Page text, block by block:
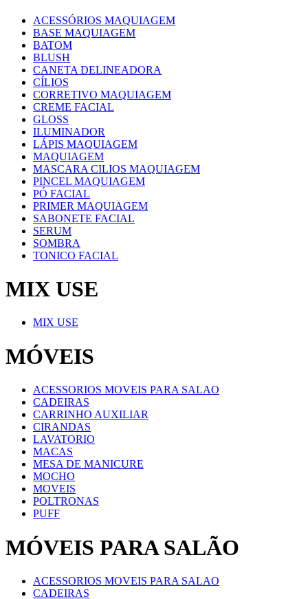
ACESSÓRIOS MAQUIAGEM
BASE MAQUIAGEM
BATOM
BLUSH
CANETA DELINEADORA
CÍLIOS
CORRETIVO MAQUIAGEM
CREME FACIAL
GLOSS
ILUMINADOR
LÁPIS MAQUIAGEM
MAQUIAGEM
MASCARA CILIOS MAQUIAGEM
PINCEL MAQUIAGEM
PÓ FACIAL
PRIMER MAQUIAGEM
SABONETE FACIAL
SERUM
SOMBRA
TONICO FACIAL
MIX USE
MIX USE
MÓVEIS
ACESSORIOS MOVEIS PARA SALAO
CADEIRAS
CARRINHO AUXILIAR
CIRANDAS
LAVATORIO
MACAS
MESA DE MANICURE
MOCHO
MOVEIS
POLTRONAS
PUFF
MÓVEIS PARA SALÃO
ACESSORIOS MOVEIS PARA SALAO
CADEIRAS